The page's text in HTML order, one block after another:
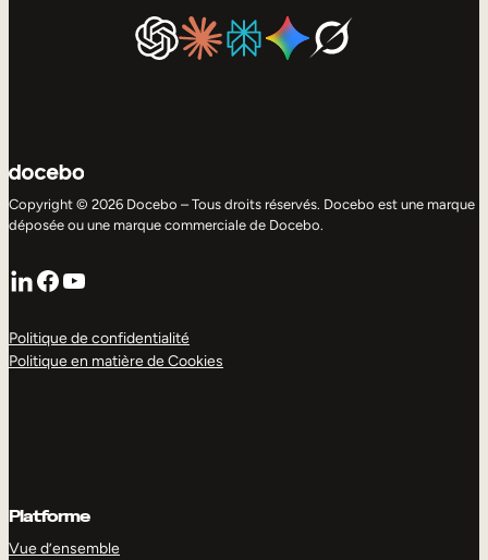
Copyright © 2026 Docebo – Tous droits réservés. Docebo est une marque
déposée ou une marque commerciale de Docebo.
LinkedIn
Facebook
YouTube
Politique de confidentialité
Politique en matière de Cookies
Platforme
Vue d’ensemble